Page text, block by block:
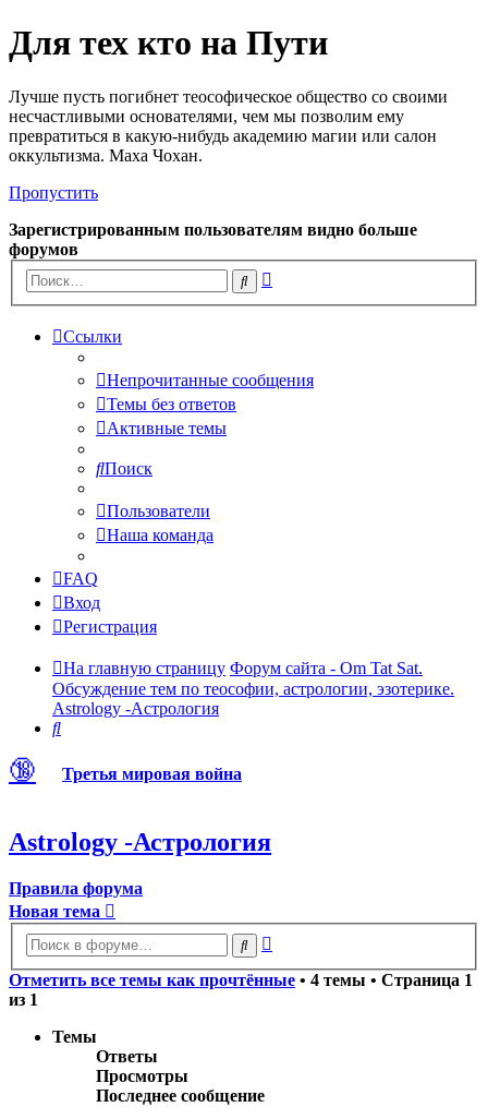
Для тех кто на Пути
Лучше пусть погибнет теософическое общество со своими
несчастливыми основателями, чем мы позволим ему
превратиться в какую-нибудь академию магии или салон
оккультизма. Маха Чохан.
Пропустить
Зарегистрированным пользователям видно больше
форумов
Поиск
Ссылки
Непрочитанные сообщения
Темы без ответов
Активные темы
Поиск
Пользователи
Наша команда
FAQ
Вход
Регистрация
На главную страницу Форум сайта - Om Tat Sat.
Обсуждение тем по теософии, астрологии, эзотерике.
Astrology -Астрология
Поиск
🔞 Третья мировая война
Astrology -Астрология
Правила форума
Новая тема
Поиск
Отметить все темы как прочтённые • 4 темы • Страница 1
из 1
Темы
Ответы
Просмотры
Последнее сообщение